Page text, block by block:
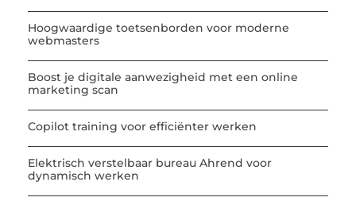
Hoogwaardige toetsenborden voor moderne
webmasters
Boost je digitale aanwezigheid met een online
marketing scan
Copilot training voor efficiënter werken
Elektrisch verstelbaar bureau Ahrend voor
dynamisch werken